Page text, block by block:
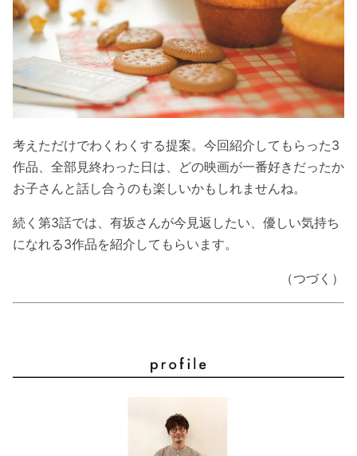
考えただけでわくわくする提案。今回紹介してもらった3
作品、全部見終わった日は、どの映画が一番好きだったか
お子さんと話し合うのも楽しいかもしれませんね。
続く第3話では、有坂さんが今見返したい、優しい気持ち
になれる3作品を紹介してもらいます。
（つづく）